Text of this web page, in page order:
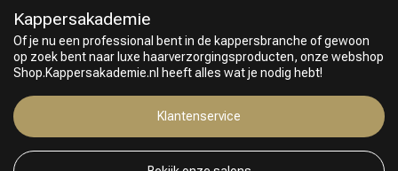
Keuze van onze Kappers
Kappersakademie
Of je nu een professional bent in de kappersbranche of gewoon
op zoek bent naar luxe haarverzorgingsproducten, onze webshop
Shop.Kappersakademie.nl heeft alles wat je nodig hebt!
Klantenservice